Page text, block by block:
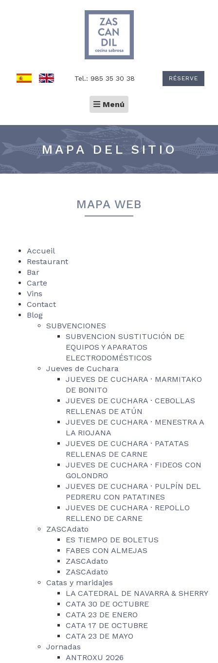
Tel.: 985 35 30 38 RÉSERVE
Menú
navigation
MAPA DEL SITIO
MAPA WEB
Accueil
Restaurant
Bar
Carte
Vins
Contact
Blog
SUBVENCIONES
SUBVENCION SUSTITUCIÓN DE
EQUIPOS Y APARATOS
ELECTRODOMÉSTICOS
Jueves de Cuchara
JUEVES DE CUCHARA · MARMITAKO
DE BONITO
JUEVES DE CUCHARA · CEBOLLAS
RELLENAS DE ATÚN
JUEVES DE CUCHARA · MENESTRA A
LA RIOJANA
JUEVES DE CUCHARA · PATATAS
RELLENAS DE CARNE
JUEVES DE CUCHARA · FIDEOS CON
GOLONDRO
JUEVES DE CUCHARA · PULPÍN DEL
PEDRERU CON PATATINES
JUEVES DE CUCHARA · REPOLLO
RELLENO DE CARNE
ZASCAdato
ES TIEMPO DE BOLETUS
FABES CON ALMEJAS
ZASCAdato
ZASCAdato
Catas y maridajes
LA CATEDRAL DE NAVARRA & SHERRY
CATA 30 DE OCTUBRE
CATA 23 DE ENERO
CATA 17 DE OCTUBRE
CATA 23 DE MAYO
Jornadas
ANTROXU 2026